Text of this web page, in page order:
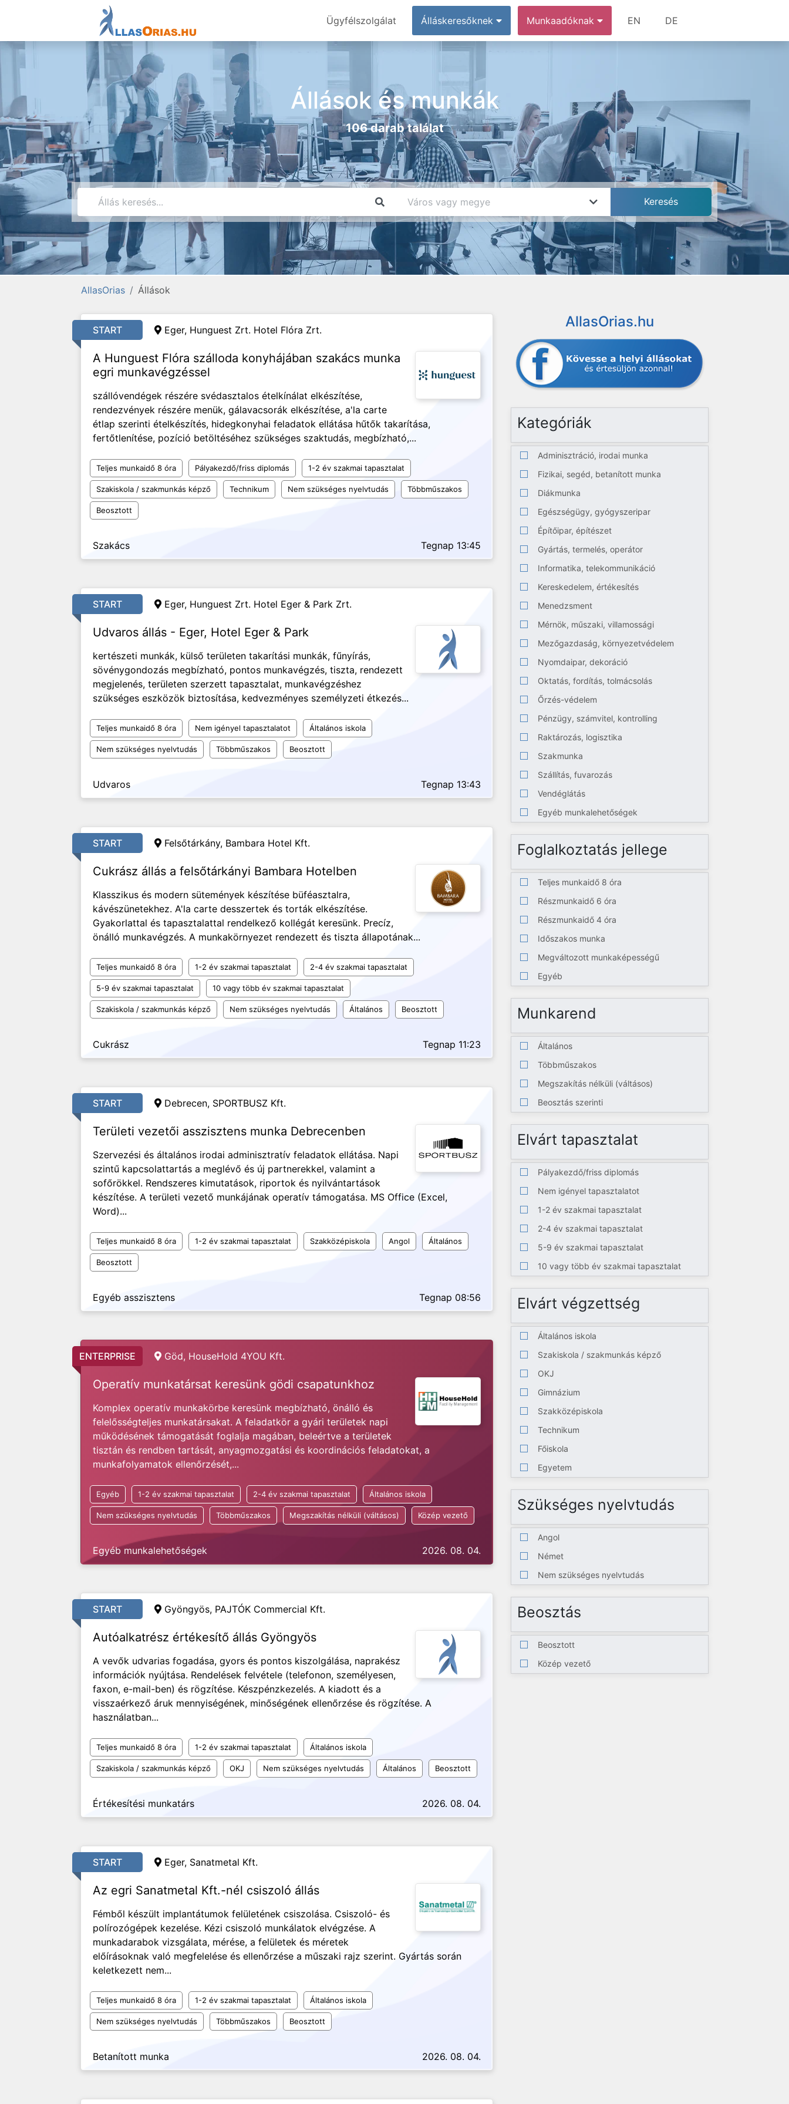
Ügyfélszolgálat Álláskeresőknek Munkaadóknak EN DE
Állások és munkák
106 darab találat
AllasOrias Állások
START Eger, Hunguest Zrt. Hotel Flóra Zrt.
A Hunguest Flóra szálloda konyhájában szakács munka
egri munkavégzéssel
szállóvendégek részére svédasztalos ételkínálat elkészítése,
rendezvények részére menük, gálavacsorák elkészítése, a'la carte
étlap szerinti ételkészítés, hidegkonyhai feladatok ellátása hűtők takarítása,
fertőtlenítése, pozíció betöltéséhez szükséges szaktudás, megbízható,...
Teljes munkaidő 8 óra Pályakezdő/friss diplomás 1-2 év szakmai tapasztalat
Szakiskola / szakmunkás képző Technikum Nem szükséges nyelvtudás Többműszakos
Beosztott
Szakács Tegnap 13:45
START Eger, Hunguest Zrt. Hotel Eger & Park Zrt.
Udvaros állás - Eger, Hotel Eger & Park
kertészeti munkák, külső területen takarítási munkák, fűnyírás,
sövénygondozás megbízható, pontos munkavégzés, tiszta, rendezett
megjelenés, területen szerzett tapasztalat, munkavégzéshez
szükséges eszközök biztosítása, kedvezményes személyzeti étkezés...
Teljes munkaidő 8 óra Nem igényel tapasztalatot Általános iskola
Nem szükséges nyelvtudás Többműszakos Beosztott
Udvaros Tegnap 13:43
START Felsőtárkány, Bambara Hotel Kft.
Cukrász állás a felsőtárkányi Bambara Hotelben
Klasszikus és modern sütemények készítése büféasztalra,
kávészünetekhez. A'la carte desszertek és torták elkészítése.
Gyakorlattal és tapasztalattal rendelkező kollégát keresünk. Precíz,
önálló munkavégzés. A munkakörnyezet rendezett és tiszta állapotának...
Teljes munkaidő 8 óra 1-2 év szakmai tapasztalat 2-4 év szakmai tapasztalat
5-9 év szakmai tapasztalat 10 vagy több év szakmai tapasztalat
Szakiskola / szakmunkás képző Nem szükséges nyelvtudás Általános Beosztott
Cukrász Tegnap 11:23
START Debrecen, SPORTBUSZ Kft.
Területi vezetői asszisztens munka Debrecenben
Szervezési és általános irodai adminisztratív feladatok ellátása. Napi
szintű kapcsolattartás a meglévő és új partnerekkel, valamint a
sofőrökkel. Rendszeres kimutatások, riportok és nyilvántartások
készítése. A területi vezető munkájának operatív támogatása. MS Office (Excel,
Word)...
Teljes munkaidő 8 óra 1-2 év szakmai tapasztalat Szakközépiskola Angol Általános
Beosztott
Egyéb asszisztens Tegnap 08:56
ENTERPRISE Göd, HouseHold 4YOU Kft.
Operatív munkatársat keresünk gödi csapatunkhoz
Komplex operatív munkakörbe keresünk megbízható, önálló és
felelősségteljes munkatársakat. A feladatkör a gyári területek napi
működésének támogatását foglalja magában, beleértve a területek
tisztán és rendben tartását, anyagmozgatási és koordinációs feladatokat, a
munkafolyamatok ellenőrzését,...
Egyéb 1-2 év szakmai tapasztalat 2-4 év szakmai tapasztalat Általános iskola
Nem szükséges nyelvtudás Többműszakos Megszakítás nélküli (váltásos) Közép vezető
Egyéb munkalehetőségek 2026. 08. 04.
START Gyöngyös, PAJTÓK Commercial Kft.
Autóalkatrész értékesítő állás Gyöngyös
A vevők udvarias fogadása, gyors és pontos kiszolgálása, naprakész
információk nyújtása. Rendelések felvétele (telefonon, személyesen,
faxon, e-mail-ben) és rögzítése. Készpénzkezelés. A kiadott és a
visszaérkező áruk mennyiségének, minőségének ellenőrzése és rögzítése. A
használatban...
Teljes munkaidő 8 óra 1-2 év szakmai tapasztalat Általános iskola
Szakiskola / szakmunkás képző OKJ Nem szükséges nyelvtudás Általános Beosztott
Értékesítési munkatárs 2026. 08. 04.
START Eger, Sanatmetal Kft.
Az egri Sanatmetal Kft.-nél csiszoló állás
Fémből készült implantátumok felületének csiszolása. Csiszoló- és
polírozógépek kezelése. Kézi csiszoló munkálatok elvégzése. A
munkadarabok vizsgálata, mérése, a felületek és méretek
előírásoknak való megfelelése és ellenőrzése a műszaki rajz szerint. Gyártás során
keletkezett nem...
Teljes munkaidő 8 óra 1-2 év szakmai tapasztalat Általános iskola
Nem szükséges nyelvtudás Többműszakos Beosztott
Betanított munka 2026. 08. 04.
AllasOrias.hu
Kategóriák
Adminisztráció, irodai munka
Fizikai, segéd, betanított munka
Diákmunka
Egészségügy, gyógyszeripar
Építőipar, építészet
Gyártás, termelés, operátor
Informatika, telekommunikáció
Kereskedelem, értékesítés
Menedzsment
Mérnök, műszaki, villamossági
Mezőgazdaság, környezetvédelem
Nyomdaipar, dekoráció
Oktatás, fordítás, tolmácsolás
Őrzés-védelem
Pénzügy, számvitel, kontrolling
Raktározás, logisztika
Szakmunka
Szállítás, fuvarozás
Vendéglátás
Egyéb munkalehetőségek
Foglalkoztatás jellege
Teljes munkaidő 8 óra
Részmunkaidő 6 óra
Részmunkaidő 4 óra
Időszakos munka
Megváltozott munkaképességű
Egyéb
Munkarend
Általános
Többműszakos
Megszakítás nélküli (váltásos)
Beosztás szerinti
Elvárt tapasztalat
Pályakezdő/friss diplomás
Nem igényel tapasztalatot
1-2 év szakmai tapasztalat
2-4 év szakmai tapasztalat
5-9 év szakmai tapasztalat
10 vagy több év szakmai tapasztalat
Elvárt végzettség
Általános iskola
Szakiskola / szakmunkás képző
OKJ
Gimnázium
Szakközépiskola
Technikum
Főiskola
Egyetem
Szükséges nyelvtudás
Angol
Német
Nem szükséges nyelvtudás
Beosztás
Beosztott
Közép vezető